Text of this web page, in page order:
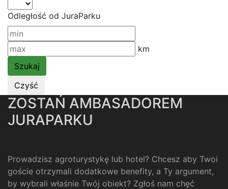
Odległość od JuraParku
km
ZOSTAŃ AMBASADOREM
JURAPARKU
Prowadzisz agroturystykę lub hotel? Chcesz aby Twoi
goście otrzymali dodatkowe benefity, a Ty argument,
by wybrali właśnie Twój obiekt? Zgłoś nam chęć